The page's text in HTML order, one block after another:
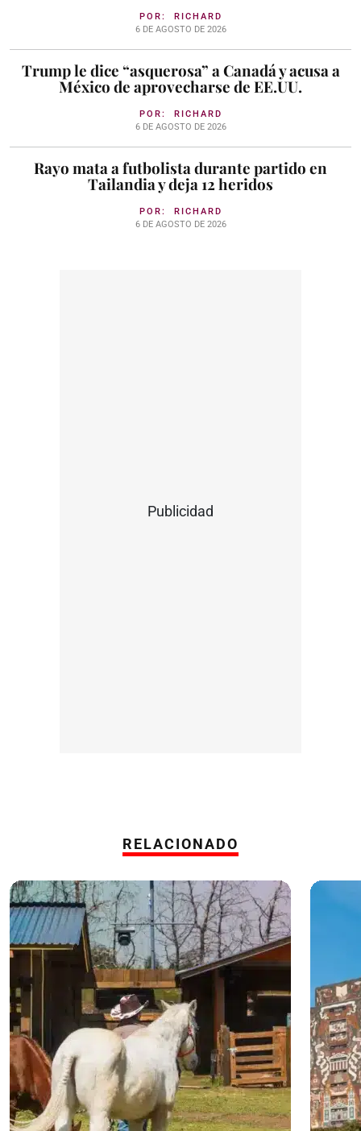
POR: RICHARD
6 DE AGOSTO DE 2026
Trump le dice “asquerosa” a Canadá y acusa a
México de aprovecharse de EE.UU.
POR: RICHARD
6 DE AGOSTO DE 2026
Rayo mata a futbolista durante partido en
Tailandia y deja 12 heridos
POR: RICHARD
6 DE AGOSTO DE 2026
Publicidad
RELACIONADO